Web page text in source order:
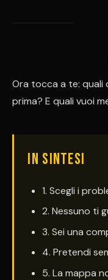
Ora tocca a te: quali
prima? E quali vuoi
IN SINTESI
1. Scegli i
2. Nessuno ti
3. Sei una
4. Pretendi
5. La mappa